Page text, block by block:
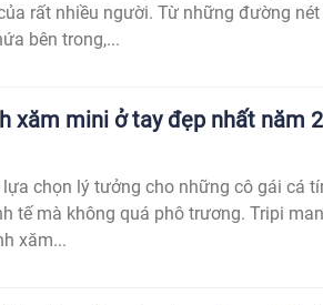
rất nhiều người. Từ những đường
bên trong,...
xăm mini ở tay đẹp nhất năm
chọn lý tưởng cho những cô gái cá
tế mà không quá phô trương. Tripi
xăm...